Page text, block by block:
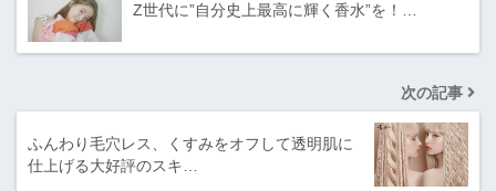
Z世代に”自分史上最高に輝く香水”を！…
次の記事
ふんわり毛穴レス、くすみをオフして透明肌に
仕上げる大好評のスキ…